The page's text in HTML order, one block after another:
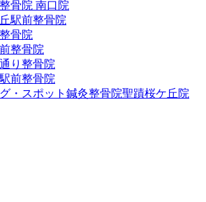
骨院 南口院
駅前整骨院
骨院
整骨院
り整骨院
前整骨院
・スポット鍼灸整骨院聖蹟桜ケ丘院